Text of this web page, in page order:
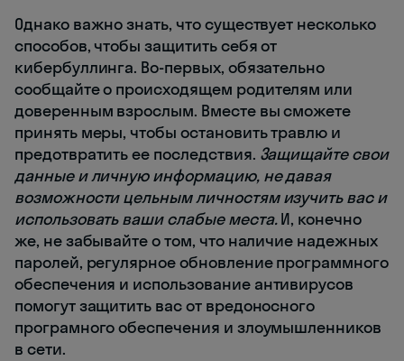
Однако важно знать, что существует несколько
способов, чтобы защитить себя от
кибербуллинга. Во-первых, обязательно
сообщайте о происходящем родителям или
доверенным взрослым. Вместе вы сможете
принять меры, чтобы остановить травлю и
предотвратить ее последствия. Защищайте свои
данные и личную информацию, не давая
возможности цельным личностям изучить вас и
использовать ваши слабые места.И, конечно
же, не забывайте о том, что наличие надежных
паролей, регулярное обновление программного
обеспечения и использование антивирусов
помогут защитить вас от вредоносного
програмного обеспечения и злоумышленников
в сети.